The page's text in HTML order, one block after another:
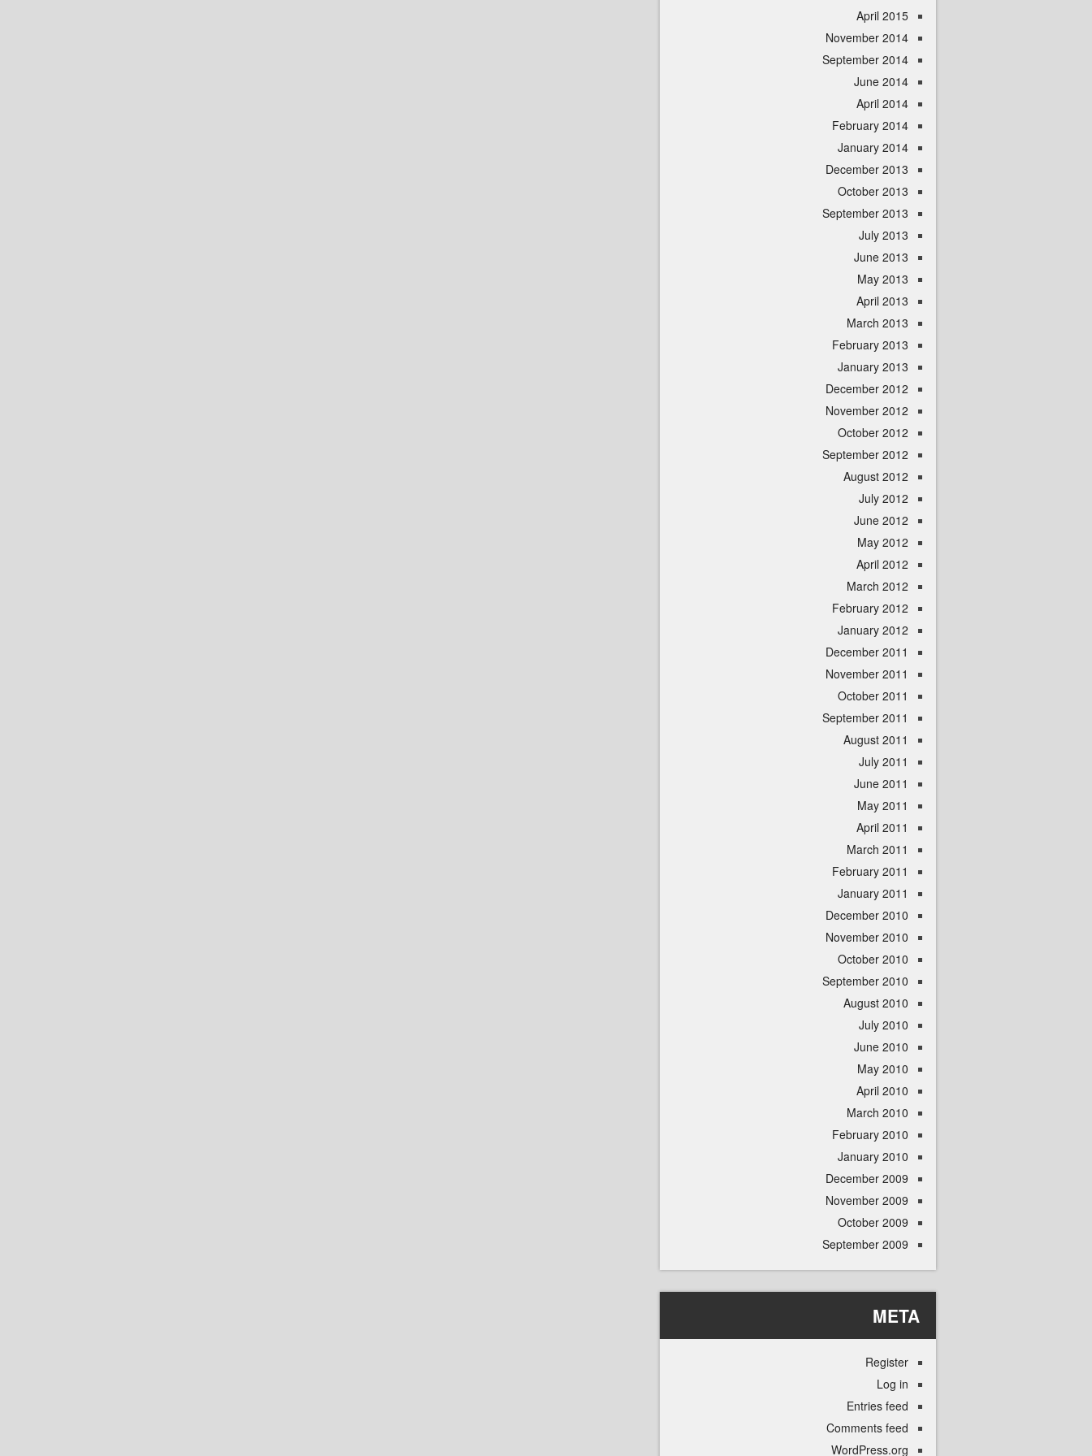
April 2015
November 2014
September 2014
June 2014
April 2014
February 2014
January 2014
December 2013
October 2013
September 2013
July 2013
June 2013
May 2013
April 2013
March 2013
February 2013
January 2013
December 2012
November 2012
October 2012
September 2012
August 2012
July 2012
June 2012
May 2012
April 2012
March 2012
February 2012
January 2012
December 2011
November 2011
October 2011
September 2011
August 2011
July 2011
June 2011
May 2011
April 2011
March 2011
February 2011
January 2011
December 2010
November 2010
October 2010
September 2010
August 2010
July 2010
June 2010
May 2010
April 2010
March 2010
February 2010
January 2010
December 2009
November 2009
October 2009
September 2009
META
Register
Log in
Entries feed
Comments feed
WordPress.org